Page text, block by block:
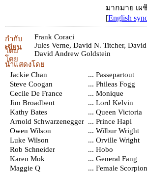
มากมาย เผ
[English
กำกับ
โดย
Frank Coraci
เขียน
โดย
Jules Verne, David N. Titcher,
David Andrew Goldstein
นำแสดงโดย
Jackie Chan
... Passepartout
Steve Coogan
... Phileas Fogg
Cecile De France
... Monique
Jim Broadbent
... Lord Kelvin
Kathy Bates
... Queen Victoria
Arnold Schwarzenegger ... Prince Hapi
Owen Wilson
... Wilbur Wright
Luke Wilson
... Orville Wright
Rob Schneider
... Hobo
Karen Mok
... General Fang
Maggie Q
... Female